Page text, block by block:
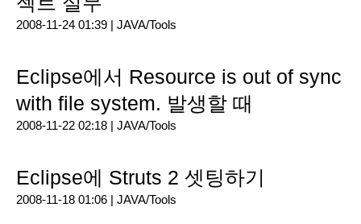
2008-11-24 01:39 | JAVA/Tools
Eclipse에서 Resource is out of sync
with file system. 발생할 때
2008-11-22 02:18 | JAVA/Tools
Eclipse에 Struts 2 셋팅하기
2008-11-18 01:06 | JAVA/Tools